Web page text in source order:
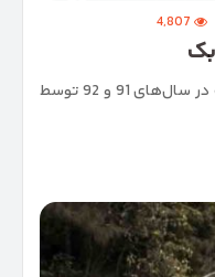
4,807
جک J3 هاچ‌بک، خودرویی چینی بود که در سال‌های 91 و 92 توسط